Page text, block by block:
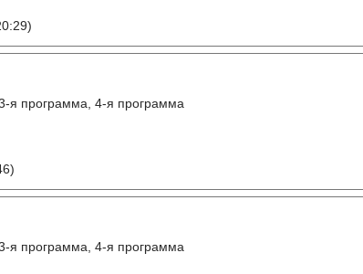
я программа, 4-я программа
я программа, 4-я программа